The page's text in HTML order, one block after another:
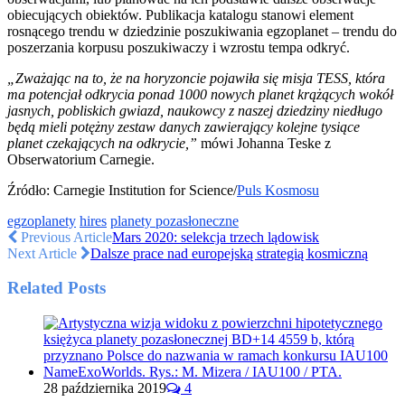
obiecujących obiektów. Publikacja katalogu stanowi element
rosnącego trendu w dziedzinie poszukiwania egzoplanet – trendu do
poszerzania korpusu poszukiwaczy i wzrostu tempa odkryć.
„Zważając na to, że na horyzoncie pojawiła się misja TESS, która
ma potencjał odkrycia ponad 1000 nowych planet krążących wokół
jasnych, pobliskich gwiazd, naukowcy z naszej dziedziny niedługo
będą mieli potężny zestaw danych zawierający kolejne tysiące
planet czekających na odkrycie,” mówi Johanna Teske z
Obserwatorium Carnegie.
Źródło: Carnegie Institution for Science/Puls Kosmosu
egzoplanety hires planety pozasłoneczne
Previous ArticleMars 2020: selekcja trzech lądowisk
Next Article
Dalsze prace nad europejską strategią kosmiczną
Related Posts
28 października 2019 4